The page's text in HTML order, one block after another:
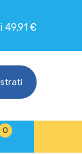
49,91 €
0